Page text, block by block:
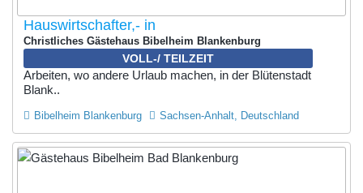
Hauswirtschafter,- in
Christliches Gästehaus Bibelheim Blankenburg
VOLL-/ TEILZEIT
Arbeiten, wo andere Urlaub machen, in der Blütenstadt
Blank..
Bibelheim Blankenburg Sachsen-Anhalt, Deutschland